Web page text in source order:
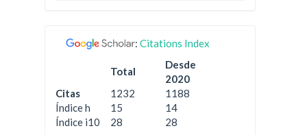
: Citations Index
Total
Desde
2020
Citas
1232
1188
Índice h
15
14
Índice i10
28 28